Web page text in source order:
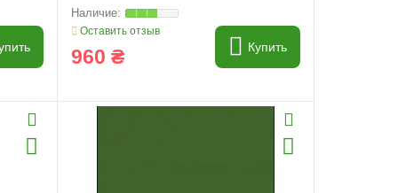
Оставить отзыв
960 ₴ Купить